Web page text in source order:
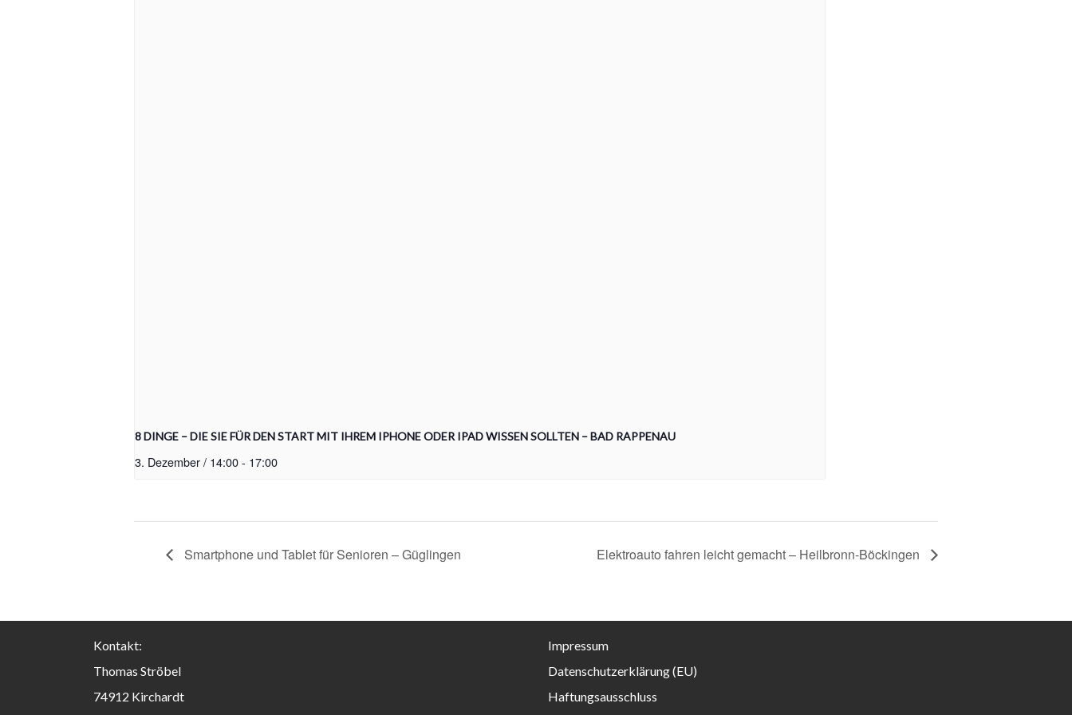
8 DINGE – DIE SIE FÜR DEN START MIT IHREM IPHONE ODER IPAD WISSEN SOLLTEN – BAD RAPPENAU
3. Dezember / 14:00- 17:00
Smartphone und Tablet für Senioren – Güglingen Elektroauto fahren leicht gemacht – Heilbronn-Böckingen
Kontakt:
Thomas Ströbel
74912 Kirchardt
Impressum
Datenschutzerklärung (EU)
Haftungsausschluss